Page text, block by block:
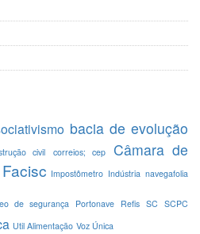
bacia de evolução
civil correios; cep
Câmara de
Facisc Impostômetro Indústria navegafolia
de segurança Portonave Refis SC SCPC
Util Alimentação Voz Única